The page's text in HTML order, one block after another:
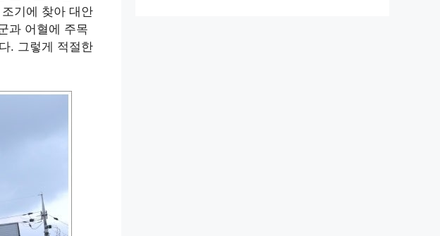
기에 찾아 대안
과 어혈에 주목
. 그렇게 적절한